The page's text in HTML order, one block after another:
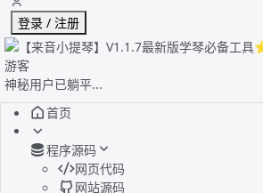
登录 / 注册
游客
神秘用户已躺平...
首页
程序源码
网页代码
网站源码